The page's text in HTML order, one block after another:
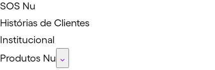
SOS Nu
Histórias de Clientes
Institucional
Produtos Nu